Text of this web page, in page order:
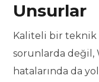
Unsurlar
Kaliteli bir teknik
sorunlarda değil,
hatalarında da